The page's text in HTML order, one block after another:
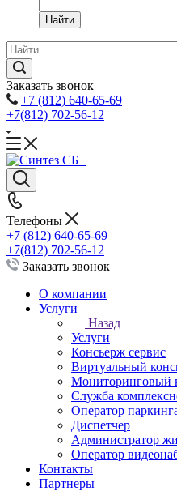
Найти
Заказать звонок
+7 (812) 640-65-69
+7(812) 702-56-12
Телефоны
+7 (812) 640-65-69
+7(812) 702-56-12
Заказать звонок
О компании
Услуги
Назад
Услуги
Консьерж сервис
Виртуальный
Мониторинговый
Служба
Оператор
Диспетчер
Администратор
Оператор
Контакты
Партнеры